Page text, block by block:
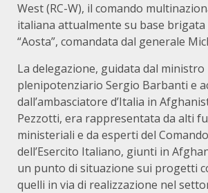
West (RC-W), il comando
italiana attualmente su base brigata
“Aosta”, comandata dal generale
La delegazione, guidata dal ministro
plenipotenziario Sergio Barbanti e
dall’ambasciatore d’Italia in
Pezzotti, era rappresentata da alti
ministeriali e da esperti del
dell’Esercito Italiano, giunti in
un punto di situazione sui progetti
quelli in via di realizzazione nel